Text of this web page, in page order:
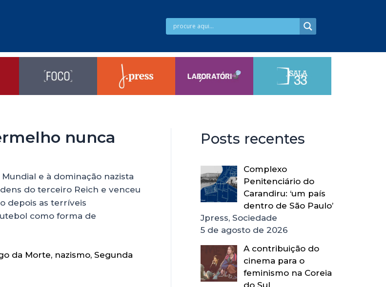
nunca
e à dominação nazista
do terceiro Reich e venceu
depois as terríveis
como forma de
da Morte, nazismo, Segunda
Posts recentes
Complexo
Penitenciário do
Carandiru: ‘um país
dentro de São Paulo’
Jpress, Sociedade
5 de agosto de 2026
A contribuição do
cinema para o
feminismo na Coreia
do Sul